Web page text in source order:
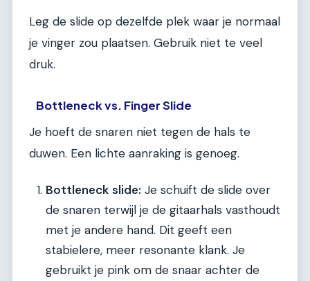
Leg de slide op dezelfde plek waar je normaal
je vinger zou plaatsen. Gebruik niet te veel
druk.
Bottleneck vs. Finger Slide
Je hoeft de snaren niet tegen de hals te
duwen. Een lichte aanraking is genoeg.
Bottleneck slide: Je schuift de slide over
de snaren terwijl je de gitaarhals vasthoudt
met je andere hand. Dit geeft een
stabielere, meer resonante klank. Je
gebruikt je pink om de snaar achter de